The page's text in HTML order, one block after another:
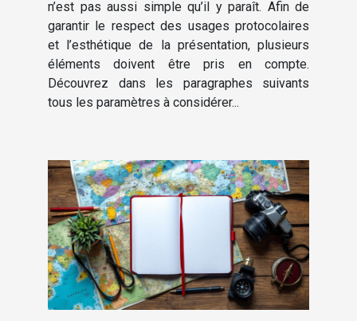
n’est pas aussi simple qu’il y paraît. Afin de
garantir le respect des usages protocolaires
et l’esthétique de la présentation, plusieurs
éléments doivent être pris en compte.
Découvrez dans les paragraphes suivants
tous les paramètres à considérer...